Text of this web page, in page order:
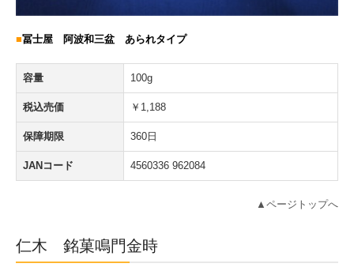
■冨士屋 阿波和三盆 あられタイプ
容量 100g
税込売価 ￥1,188
保障期限 360日
JANコード 4560336 962084
▲ページトップへ
仁木 銘菓鳴門金時